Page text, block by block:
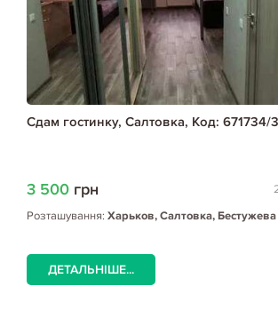
Сдам гостинку, Салтовка, Код: 671734/3
3 500 грн
Розташування: Харьков, Салтовка, Бестужева
ДЕТАЛЬНІШЕ...